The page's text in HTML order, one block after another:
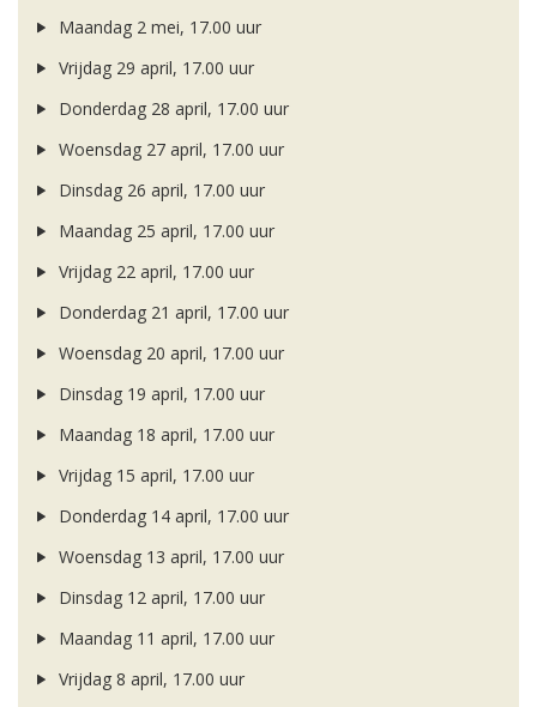
Maandag 2 mei, 17.00 uur
Vrijdag 29 april, 17.00 uur
Donderdag 28 april, 17.00 uur
Woensdag 27 april, 17.00 uur
Dinsdag 26 april, 17.00 uur
Maandag 25 april, 17.00 uur
Vrijdag 22 april, 17.00 uur
Donderdag 21 april, 17.00 uur
Woensdag 20 april, 17.00 uur
Dinsdag 19 april, 17.00 uur
Maandag 18 april, 17.00 uur
Vrijdag 15 april, 17.00 uur
Donderdag 14 april, 17.00 uur
Woensdag 13 april, 17.00 uur
Dinsdag 12 april, 17.00 uur
Maandag 11 april, 17.00 uur
Vrijdag 8 april, 17.00 uur